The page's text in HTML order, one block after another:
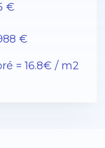
€
€
= 16.8€ / m2